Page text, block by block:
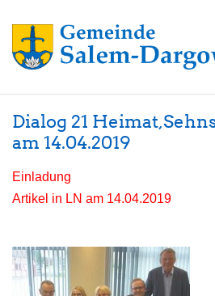
Dialog 21
am 14.04.2019
Einladung
Artikel in LN am 14.04.2019